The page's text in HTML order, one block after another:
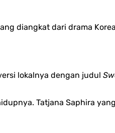
diangkat dari drama
lokalnya dengan judul
Tatjana Saphira